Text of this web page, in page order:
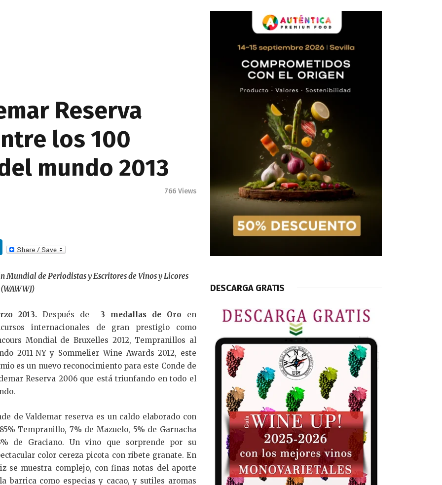
Reserva
los 100
mundo 2013
766 Views
Li
k
e
dI
n
de Periodistas y Escritores de Vinos y Licores
(WAWWJ)
2013.Después de 3 medallas de Oro en
internacionales de gran prestigio como
Mondial de Bruxelles 2012, Tempranillos al
2011-NY y Sommelier Wine Awards 2012, este
es un nuevo reconocimiento para este Conde de
Reserva 2006 que está triunfando en todo el
de Valdemar reserva es un caldo elaborado con
Tempranillo, 7% de Mazuelo, 5% de Garnacha
de Graciano. Un vino que sorprende por su
color cereza picota con ribete granate. En
se muestra complejo, con finas notas del aporte
barrica como especias y cacao, y sutiles aromas
DESCARGA GRATIS